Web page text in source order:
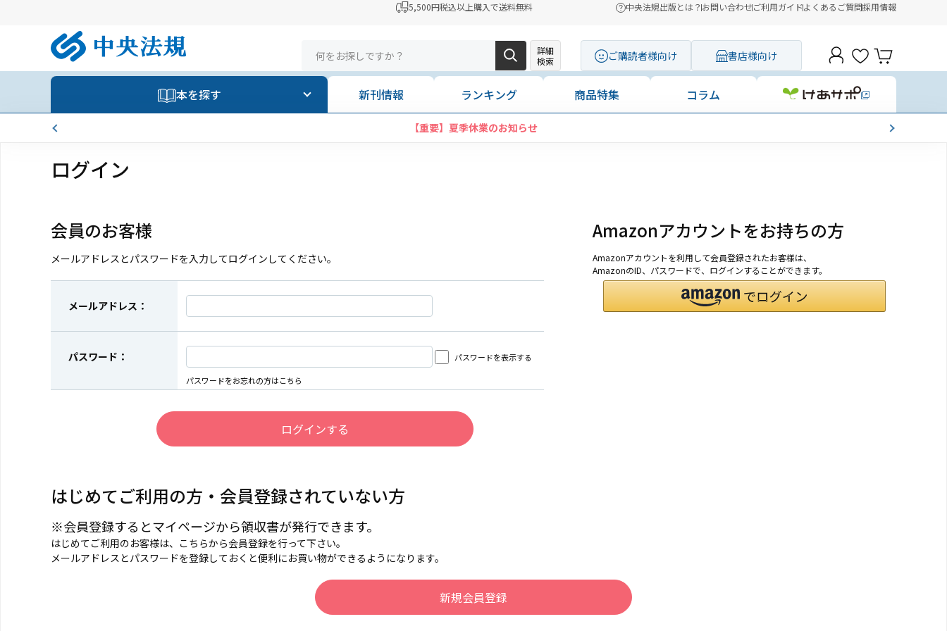
5,500円税込以上購入で送料無料 中央法規出版とは？お問い合わせご利用ガイドよくあるご質問採用情報
詳細
検索
ご購読者様向け 書店様向け
本を探す 新刊情報 ランキング 商品特集 コラム
【重要】夏季休業のお知らせ
ログイン
会員のお客様
メールアドレスとパスワードを入力してログインしてください。
メールアドレス：
パスワード： パスワードを表示する
パスワードをお忘れの方はこちら
Amazonアカウントをお持ちの方
Amazonアカウントを利用して会員登録されたお客様は、
AmazonのID、パスワードで、ログインすることができます。
はじめてご利用の方・会員登録されていない方
※会員登録するとマイページから領収書が発行できます。
はじめてご利用のお客様は、こちらから会員登録を行って下さい。
メールアドレスとパスワードを登録しておくと便利にお買い物ができるようになります。